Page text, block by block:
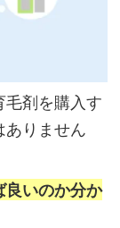
毛剤を購入す
ありません
良いのか分か